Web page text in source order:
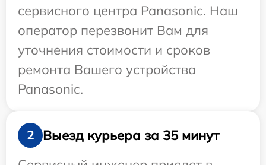
сервисного центра Panasonic. Наш
оператор перезвонит Вам для
уточнения стоимости и сроков
ремонта Вашего устройства
Panasonic.
2
Выезд курьера за 35 минут